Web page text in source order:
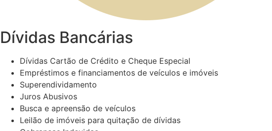
Dívidas Bancárias
Dívidas Cartão de Crédito e Cheque Especial
Empréstimos e financiamentos de veículos e imóveis
Superendividamento
Juros Abusivos
Busca e apreensão de veículos
Leilão de imóveis para quitação de dívidas